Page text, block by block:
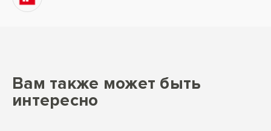
Вам также может быть
интересно